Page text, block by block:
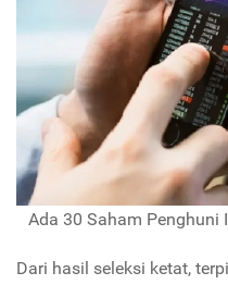
Ada 30 Saham Penghuni
Dari hasil seleksi ketat,